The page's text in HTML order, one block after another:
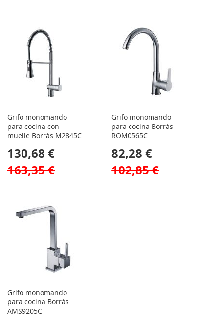
Grifo monomando
para cocina con
muelle Borrás M2845C
130,68 €
163,35 €
Grifo monomando
para cocina Borrás
ROM0565C
82,28 €
102,85 €
Grifo monomando
para cocina Borrás
AMS9205C